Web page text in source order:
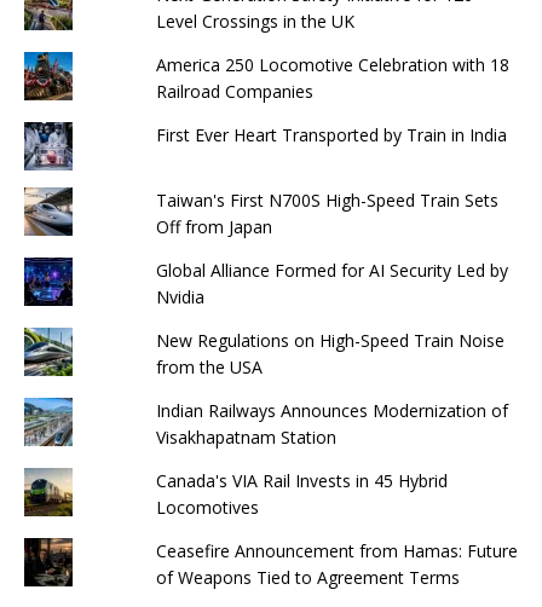
Level Crossings in the UK
America 250 Locomotive Celebration with 18
Railroad Companies
First Ever Heart Transported by Train in India
Taiwan's First N700S High-Speed ​​Train Sets
Off from Japan
Global Alliance Formed for AI Security Led by
Nvidia
New Regulations on High-Speed ​​Train Noise
from the USA
Indian Railways Announces Modernization of
Visakhapatnam Station
Canada's VIA Rail Invests in 45 Hybrid
Locomotives
Ceasefire Announcement from Hamas: Future
of Weapons Tied to Agreement Terms